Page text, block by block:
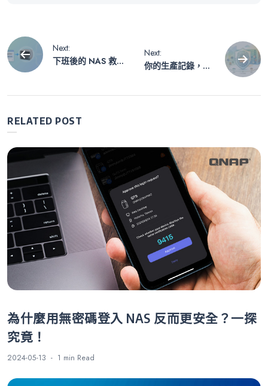
文
章
導
覽
Next:
下班後的 NAS 救
Next:
你的生產記錄，真
的證據嗎？WORM
RELATED POST
為什麼用無密碼登入 NAS 反而更安全？一探
究竟！
2024-05-13 1 min Read